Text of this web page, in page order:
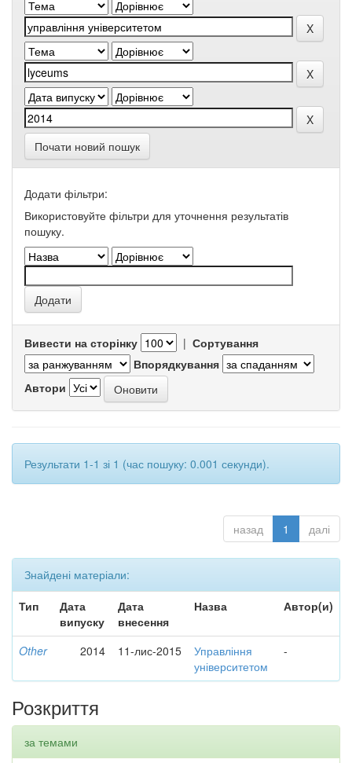
Почати новий пошук
Додати фільтри:
Використовуйте фільтри для уточнення результатів
пошуку.
Вивести на сторінку | Сортування
Впорядкування
Автори
Результати 1-1 зі 1 (час пошуку: 0.001 секунди).
назад 1 далі
Знайдені матеріали:
Тип
Дата
випуску
Дата
внесення
Назва Автор(и)
Other 2014 11-лис-2015
Управління
університетом
-
Розкриття
за темами